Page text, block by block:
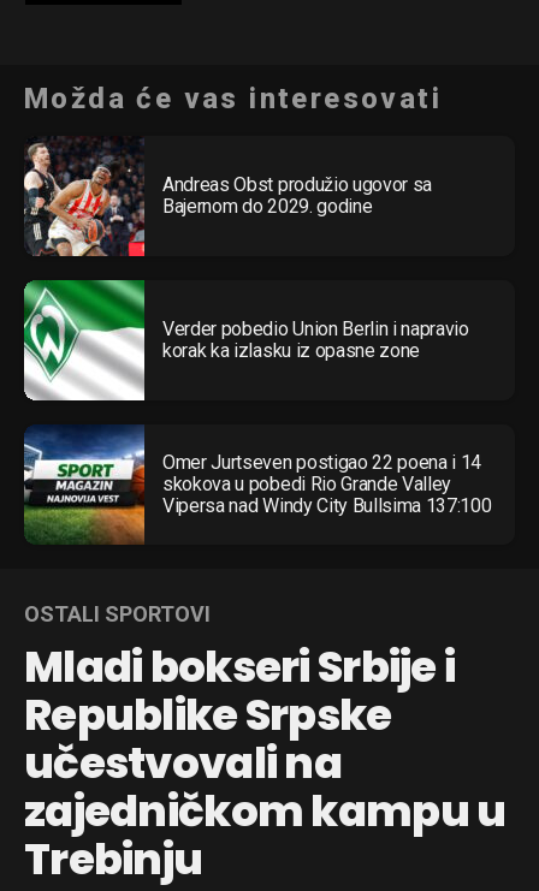
Možda će vas interesovati
Andreas Obst produžio ugovor sa
Bajernom do 2029. godine
Verder pobedio Union Berlin i napravio
korak ka izlasku iz opasne zone
Omer Jurtseven postigao 22 poena i 14
skokova u pobedi Rio Grande Valley
Vipersa nad Windy City Bullsima 137:100
OSTALI SPORTOVI
Mladi bokseri Srbije i
Republike Srpske
učestvovali na
zajedničkom kampu u
Trebinju